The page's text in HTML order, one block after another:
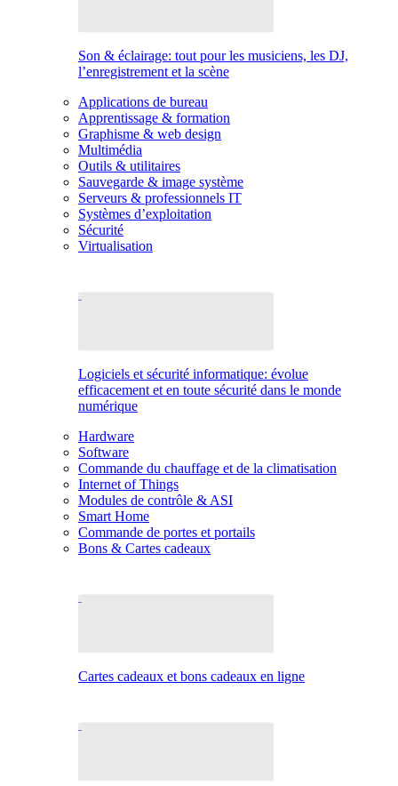
Son & éclairage: tout pour les musiciens, les DJ,
l’enregistrement et la scène
Applications de bureau
Apprentissage & formation
Graphisme & web design
Multimédia
Outils & utilitaires
Sauvegarde & image système
Serveurs & professionnels IT
Systèmes d’exploitation
Sécurité
Virtualisation
Logiciels et sécurité informatique: évolue
efficacement et en toute sécurité dans le monde
numérique
Hardware
Software
Commande du chauffage et de la climatisation
Internet of Things
Modules de contrôle & ASI
Smart Home
Commande de portes et portails
Bons & Cartes cadeaux
Cartes cadeaux et bons cadeaux en ligne